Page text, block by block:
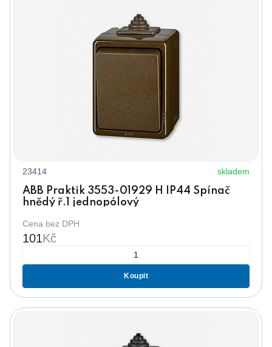
23414 skladem
ABB Praktik 3553-01929 H IP44 Spínač
hnědý ř.1 jednopólový
Cena bez DPH
101Kč
Koupit